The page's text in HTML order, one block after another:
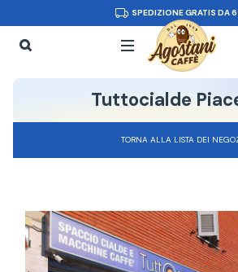
SPEDIZIONE GRATIS DA
Tuttocialde
TORNA ALLA LISTA DEI